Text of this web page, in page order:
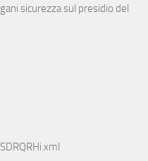
sicurezza sul presidio del